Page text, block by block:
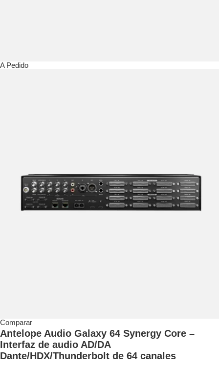
A Pedido
Comparar
Antelope Audio Galaxy 64 Synergy Core –
Interfaz de audio AD/DA
Dante/HDX/Thunderbolt de 64 canales